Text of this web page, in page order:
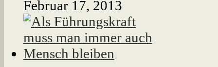
Februar 17, 2013